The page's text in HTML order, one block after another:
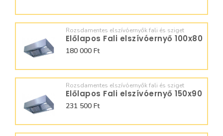
Rozsdamentes elszívóernyők fali és sziget
Előlapos Fali elszívóernyő 100x80
180 000 Ft
Rozsdamentes elszívóernyők fali és sziget
Előlapos Fali elszívóernyő 150x90
231 500 Ft